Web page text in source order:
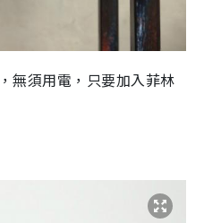
無須用電，只要加入菲林